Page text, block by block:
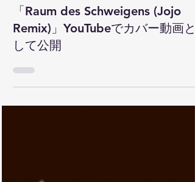
2026
「Raum des Schweigens (Jojo
Remix)」YouTubeでカバー動画と
して公開